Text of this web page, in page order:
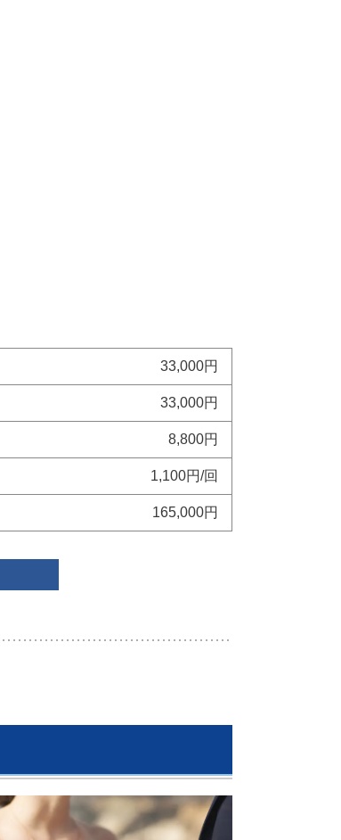
33,000円
33,000円
8,800円
1,100円/回
165,000円